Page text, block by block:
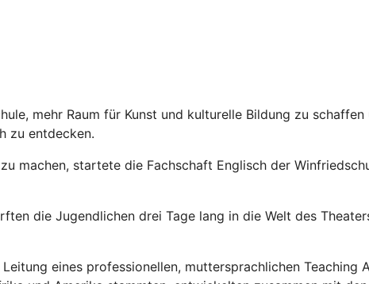
mehr Raum für Kunst und kulturelle Bildung zu schaffen
zu entdecken.
machen, startete die Fachschaft Englisch der
die Jugendlichen drei Tage lang in die Welt des
eines professionellen, muttersprachlichen Teaching